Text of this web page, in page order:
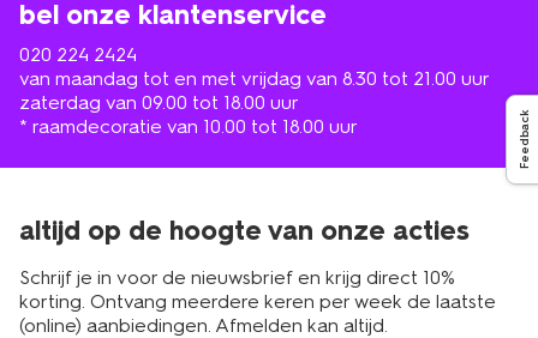
Feedback
bel onze klantenservice
020 224 2424
van maandag tot en met vrijdag van 8.30 tot 21.00 uur
zaterdag van 09.00 tot 18.00 uur
* raamdecoratie van 10.00 tot 18.00 uur
altijd op de hoogte van onze acties
Schrijf je in voor de nieuwsbrief en krijg direct 10%
korting. Ontvang meerdere keren per week de laatste
(online) aanbiedingen. Afmelden kan altijd.